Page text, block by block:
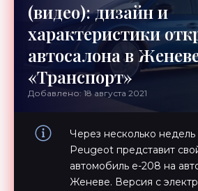
(видео): дизайн и
характеристики
автосалона в
«Транспорт»
Добавлено: 18 августа 2021
Через несколько
Peugeot представит
автомобиль e-208 на
Женеве. Версия с